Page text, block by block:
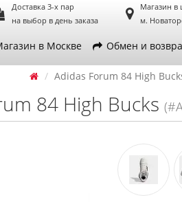
Доставка 3-х пар
на выбор в день заказа
Магазин в
м.
в Москве Обмен и
Adidas Forum 84 High
84 High Bucks